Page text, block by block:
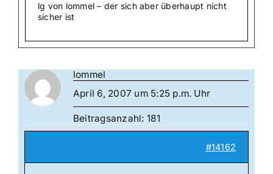
lg von lommel – der sich aber überhaupt nicht
sicher ist
lommel
April 6, 2007 um 5:25 p.m. Uhr
Beitragsanzahl: 181
#14162